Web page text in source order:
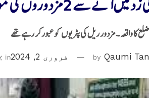
آنے سے 2 مزدوروں کی موت، ایک زخمی
کا واقعہ۔ مزدور ریل کی پٹریوں کو عبورکر رہے تھے
by Qaumi فروری 2, 2024 in